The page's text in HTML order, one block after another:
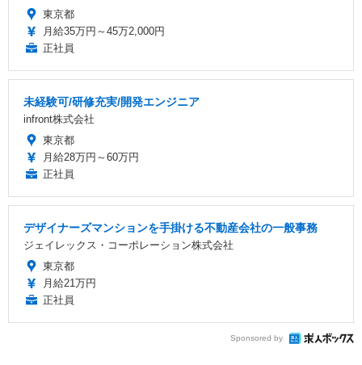
東京都
月給35万円～45万2,000円
正社員
未経験可/研修充実/開発エンジニア
infront株式会社
東京都
月給28万円～60万円
正社員
デザイナーズマンションを手掛ける不動産会社の一般事務
ジェイレックス・コーポレーション株式会社
東京都
月給21万円
正社員
Sponsored by